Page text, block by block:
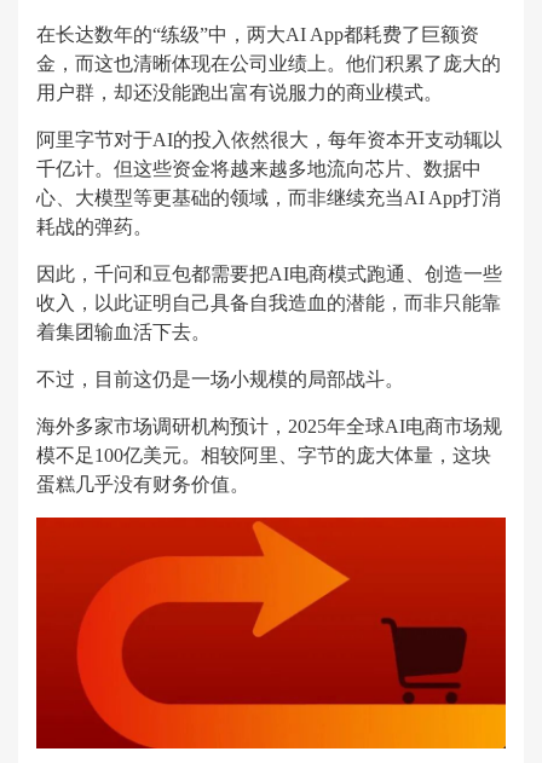
在长达数年的“练级”中，两大AI App都耗费了巨额资
金，而这也清晰体现在公司业绩上。他们积累了庞大的
用户群，却还没能跑出富有说服力的商业模式。
阿里字节对于AI的投入依然很大，每年资本开支动辄以
千亿计。但这些资金将越来越多地流向芯片、数据中
心、大模型等更基础的领域，而非继续充当AI App打消
耗战的弹药。
因此，千问和豆包都需要把AI电商模式跑通、创造一些
收入，以此证明自己具备自我造血的潜能，而非只能靠
着集团输血活下去。
不过，目前这仍是一场小规模的局部战斗。
海外多家市场调研机构预计，2025年全球AI电商市场规
模不足100亿美元。相较阿里、字节的庞大体量，这块
蛋糕几乎没有财务价值。